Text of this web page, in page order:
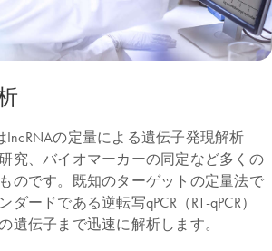
IncRNAの定量による遺伝子発現解析
究、バイオマーカーの同定など多くの
のです。既知のターゲットの定量法で
ードである逆転写qPCR（RT-qPCR）
遺伝子まで迅速に解析します。